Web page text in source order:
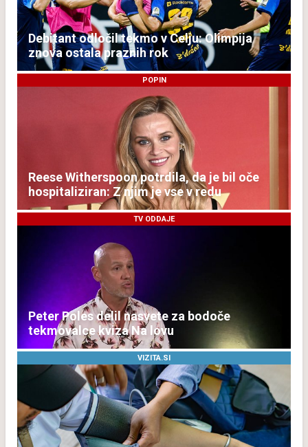
Debitant odločil tekmo v Celju: Olimpija
znova ostala praznih rok
POPIN
Reese Witherspoon potrdila, da je bil oče
hospitaliziran: Z njim je vse v redu
TV ODDAJE
Peter Poles delil nasvete za bodoče
tekmovalce kviza Na lovu
VIZITA.SI